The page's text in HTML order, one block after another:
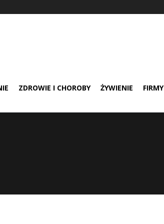
ZDROWIE I CHOROBY ŻYWIENIE FIRMY